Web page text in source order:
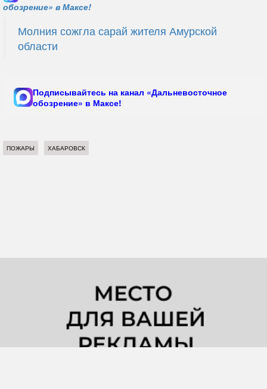
обозрение» в Максе!
Молния сожгла сарай жителя Амурской
области
Подписывайтесь на канал «Дальневосточное
обозрение» в Максе!
ПОЖАРЫ ХАБАРОВСК